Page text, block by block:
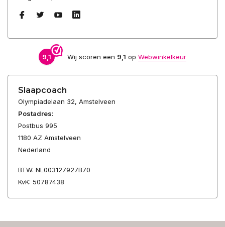
9,1 Wij scoren een 9,1 op Webwinkelkeur
Slaapcoach
Olympiadelaan 32, Amstelveen
Postadres:
Postbus 995
1180 AZ Amstelveen
Nederland
BTW: NL003127927B70
KvK: 50787438